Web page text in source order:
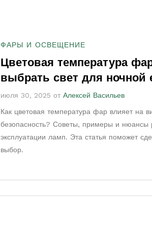
ФАРЫ И ОСВЕЩЕНИЕ
Цветовая температура
выбрать свет для ночной
безопасности
июля 30, 2025 от Алексей Васильев
Как цветовая температура фар влияет на
безопасность? Советы, примеры и нюансы
эксплуатации ламп. Эта статья поможет
выбор.